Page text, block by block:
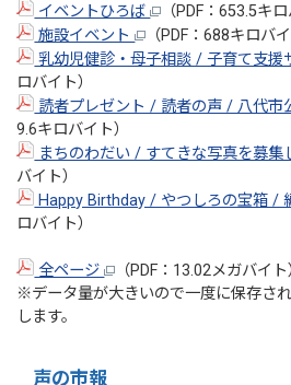
イベントひろば
（PDF：653.5キロ
施設イベント
（PDF：688キロバイ
乳幼児健診・母子相談 / 子育て支援
ロバイト）
読者プレゼント / 読者の声 / 八代市
9.6キロバイト）
まちのわだい / すてきな写真を募
バイト）
Happy Birthday / やつしろの宝箱 /
ロバイト）
全ページ
（PDF：13.02メガバイト
※データ量が大きいので一度に保存さ
します。
声の市報